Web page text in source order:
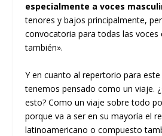
especialmente a voces
tenores y bajos principalmente,
convocatoria para todas las voces
también».
Y en cuanto al repertorio para
tenemos pensado como un viaje.
esto? Como un viaje sobre todo
porque va a ser en su mayoría el
latinoamericano o compuesto